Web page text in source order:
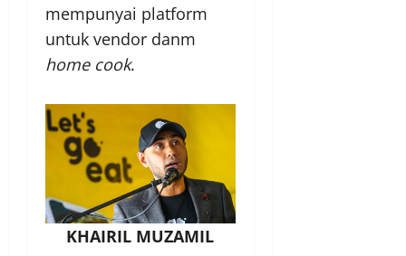
mempunyai platform
untuk vendor danm
home cook.
KHAIRIL MUZAMIL